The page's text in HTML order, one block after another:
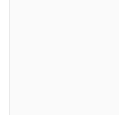
Traumauto bereits